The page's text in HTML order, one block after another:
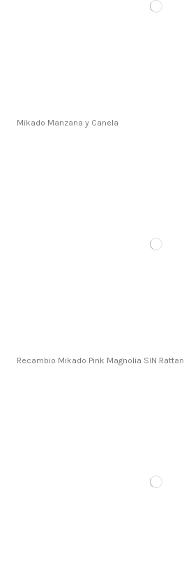
Mikado Manzana y Canela
Recambio Mikado Pink Magnolia SIN Rattan